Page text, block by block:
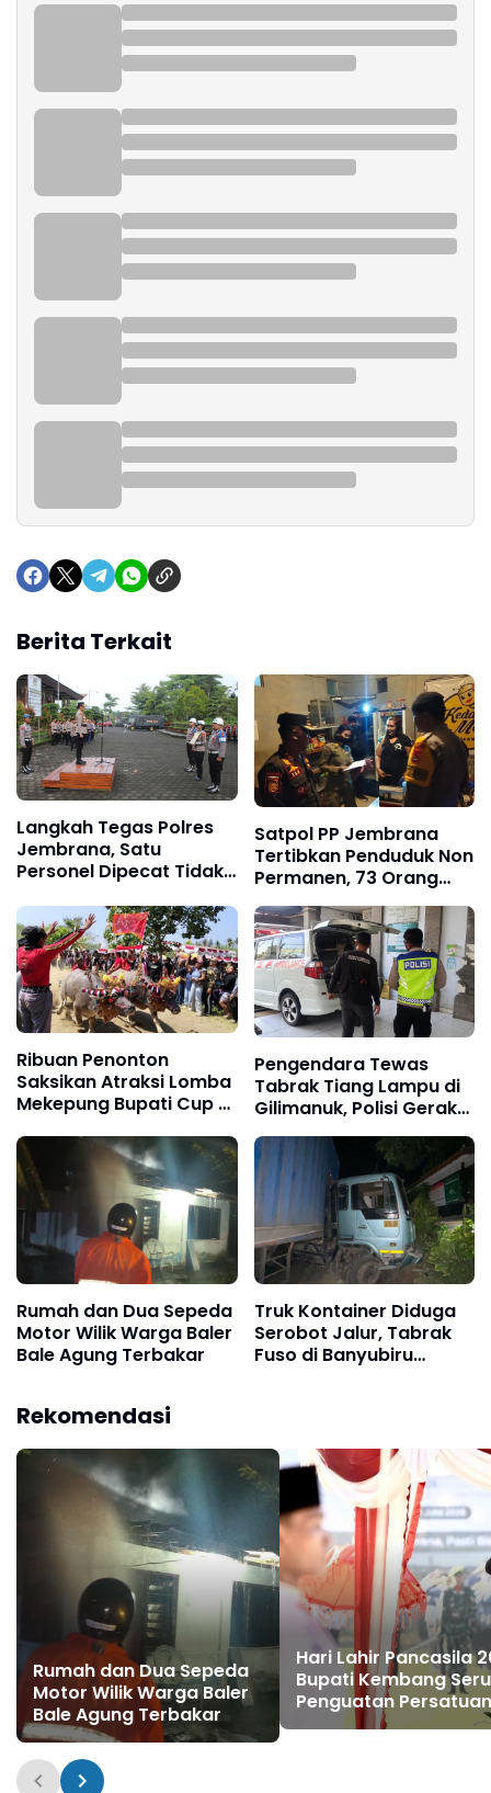
Berita Terkait
Langkah Tegas Polres
Jembrana, Satu
Personel Dipecat Tidak
Satpol PP Jembrana
Tertibkan Penduduk Non
Permanen, 73 Orang
Negara
Ribuan Penonton
Saksikan Atraksi Lomba
Mekepung Bupati Cup di
Pengendara Tewas
Tabrak Tiang Lampu di
Gilimanuk, Polisi Gerak
Cepat Tangani Laka
Tunggal
Rumah dan Dua Sepeda
Motor Wilik Warga Baler
Bale Agung Terbakar
Truk Kontainer Diduga
Serobot Jalur, Tabrak
Fuso di Banyubiru
Rekomendasi
Rumah dan Dua Sepeda
Motor Wilik Warga Baler
Bale Agung Terbakar
Hari Lahir Pancasila
Bupati Kembang
Penguatan Persatuan
dan Gotong Royong